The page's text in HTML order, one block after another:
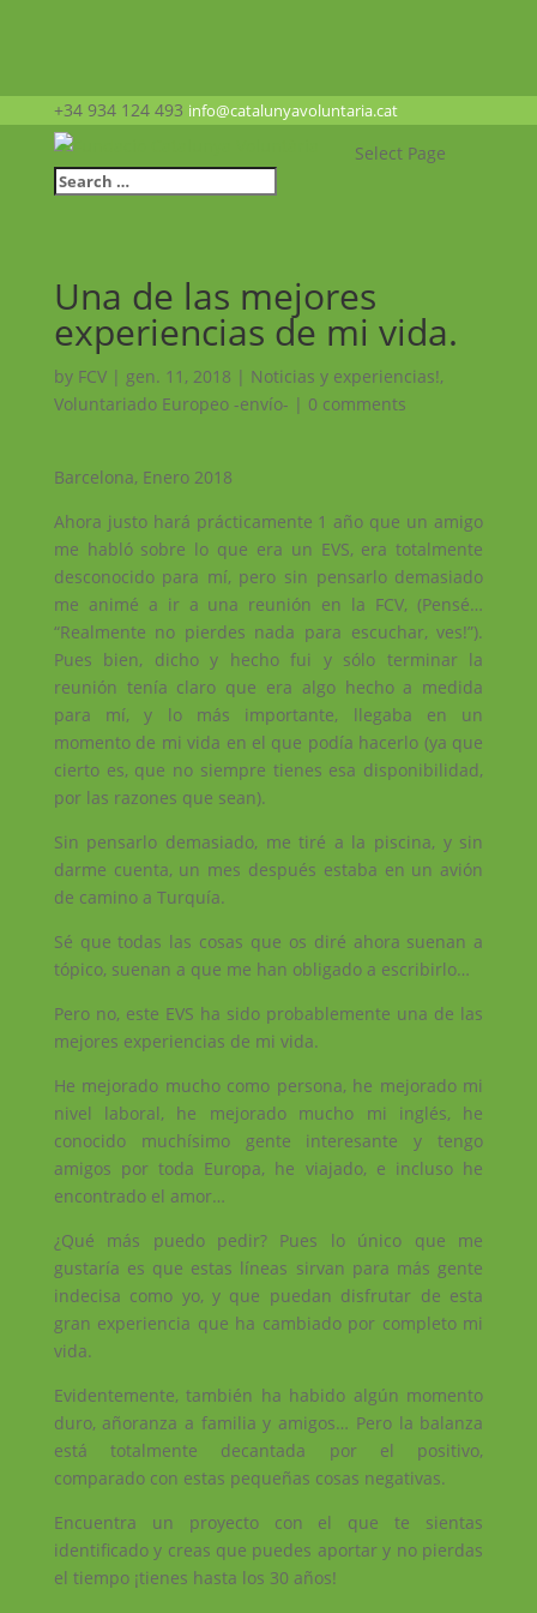
+34 934 124 493 info@catalunyavoluntaria.cat
Select Page
Una de las mejores
experiencias de mi vida.
by FCV| gen. 11, 2018 | Noticias y experiencias!,
Voluntariado Europeo -envío- | 0 comments
Barcelona, ​​Enero 2018
Ahora justo hará prácticamente 1 año que un amigo
me habló sobre lo que era un EVS, era totalmente
desconocido para mí, pero sin pensarlo demasiado
me animé a ir a una reunión en la FCV, (Pensé…
“Realmente no pierdes nada para escuchar, ves!”).
Pues bien, dicho y hecho fui y sólo terminar la
reunión tenía claro que era algo hecho a medida
para mí, y lo más importante, llegaba en un
momento de mi vida en el que podía hacerlo (ya que
cierto es, que no siempre tienes esa disponibilidad,
por las razones que sean).
Sin pensarlo demasiado, me tiré a la piscina, y sin
darme cuenta, un mes después estaba en un avión
de camino a Turquía.
Sé que todas las cosas que os diré ahora suenan a
tópico, suenan a que me han obligado a escribirlo…
Pero no, este EVS ha sido probablemente una de las
mejores experiencias de mi vida.
He mejorado mucho como persona, he mejorado mi
nivel laboral, he mejorado mucho mi inglés, he
conocido muchísimo gente interesante y tengo
amigos por toda Europa, he viajado, e incluso he
encontrado el amor…
¿Qué más puedo pedir? Pues lo único que me
gustaría es que estas líneas sirvan para más gente
indecisa como yo, y que puedan disfrutar de esta
gran experiencia que ha cambiado por completo mi
vida.
Evidentemente, también ha habido algún momento
duro, añoranza a familia y amigos… Pero la balanza
está totalmente decantada por el positivo,
comparado con estas pequeñas cosas negativas.
Encuentra un proyecto con el que te sientas
identificado y creas que puedes aportar y no pierdas
el tiempo ¡tienes hasta los 30 años!